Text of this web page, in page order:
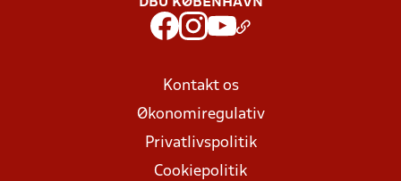
DBU KØBENHAVN
Kontakt os
Økonomiregulativ
Privatlivspolitik
Cookiepolitik